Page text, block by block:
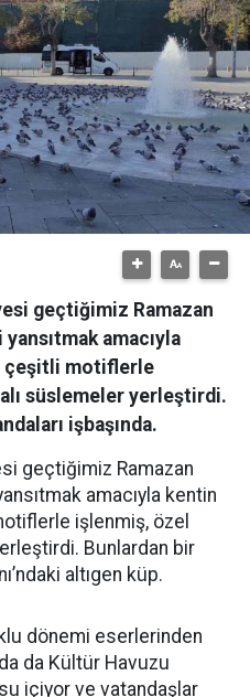
geçtiğimiz Ramazan
amacıyla
çeşitli motiflerle
süslemeler yerleştirdi.
işbaşında.
geçtiğimiz Ramazan
amacıyla kentin
işlenmiş, özel
Bunlardan bir
altıgen küp.
dönemi eserlerinden
da Kültür Havuzu
içiyor ve vatandaşlar